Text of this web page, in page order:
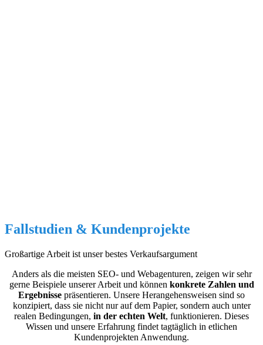
Fallstudien & Kundenprojekte
Großartige Arbeit ist unser bestes Verkaufsargument
Anders als die meisten SEO- und Webagenturen, zeigen wir sehr
gerne Beispiele unserer Arbeit und können konkrete Zahlen und
Ergebnisse präsentieren. Unsere Herangehensweisen sind so
konzipiert, dass sie nicht nur auf dem Papier, sondern auch unter
realen Bedingungen, in der echten Welt, funktionieren. Dieses
Wissen und unsere Erfahrung findet tagtäglich in etlichen
Kundenprojekten Anwendung.